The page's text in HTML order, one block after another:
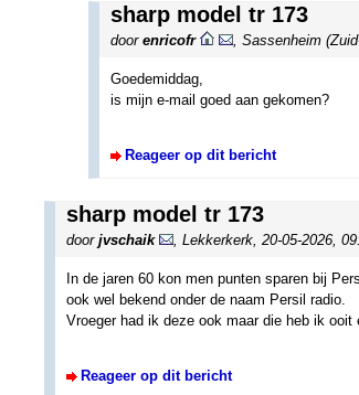
sharp model tr 173
door enricofr Sassenheim
Goedemiddag,
is mijn e-mail goed aan gekomen?
Reageer op dit bericht
sharp model tr 173
door jvschaik , Lekkerkerk, 20-05-2026,
In de jaren 60 kon men punten sparen bij
ook wel bekend onder de naam Persil radio.
Vroeger had ik deze ook maar die heb ik
Reageer op dit bericht